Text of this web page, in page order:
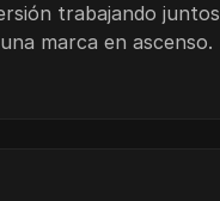
trabajando juntos
marca en ascenso.